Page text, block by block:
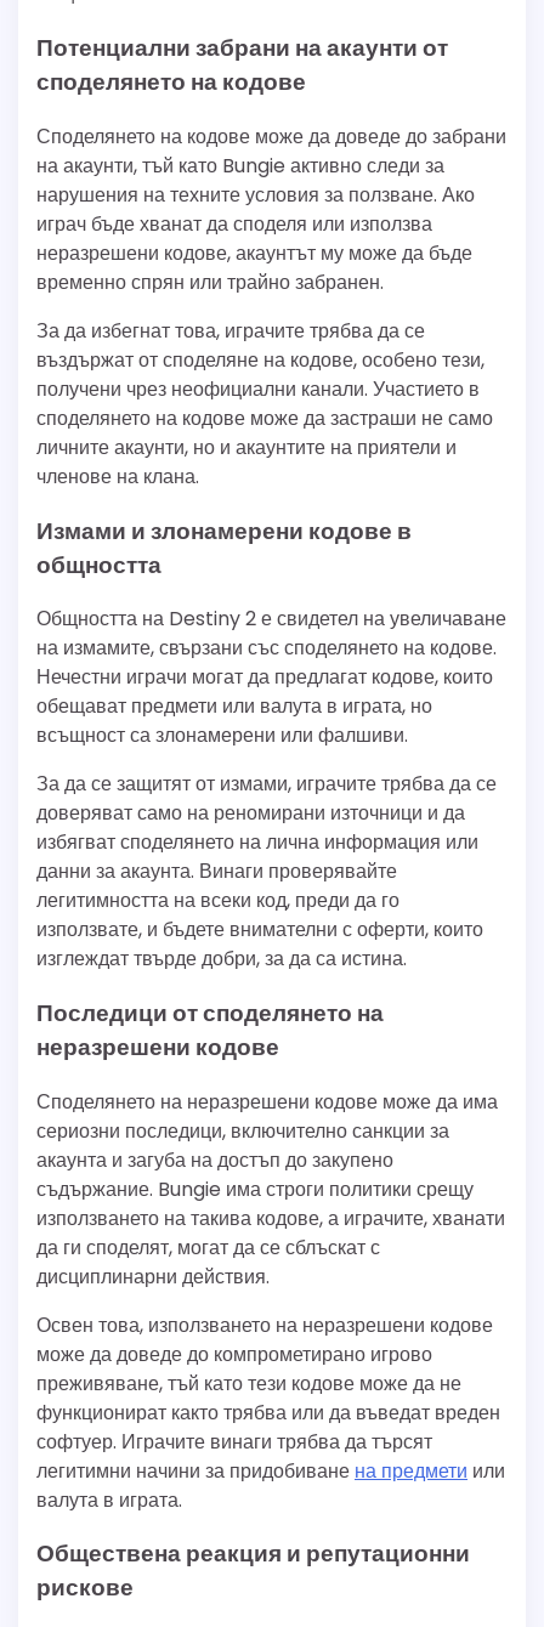
Потенциални забрани на акаунти от
споделянето на кодове
Споделянето на кодове може да доведе до забрани
на акаунти, тъй като Bungie активно следи за
нарушения на техните условия за ползване. Ако
играч бъде хванат да споделя или използва
неразрешени кодове, акаунтът му може да бъде
временно спрян или трайно забранен.
За да избегнат това, играчите трябва да се
въздържат от споделяне на кодове, особено тези,
получени чрез неофициални канали. Участието в
споделянето на кодове може да застраши не само
личните акаунти, но и акаунтите на приятели и
членове на клана.
Измами и злонамерени кодове в
общността
Общността на Destiny 2 е свидетел на увеличаване
на измамите, свързани със споделянето на кодове.
Нечестни играчи могат да предлагат кодове, които
обещават предмети или валута в играта, но
всъщност са злонамерени или фалшиви.
За да се защитят от измами, играчите трябва да се
доверяват само на реномирани източници и да
избягват споделянето на лична информация или
данни за акаунта. Винаги проверявайте
легитимността на всеки код, преди да го
използвате, и бъдете внимателни с оферти, които
изглеждат твърде добри, за да са истина.
Последици от споделянето на
неразрешени кодове
Споделянето на неразрешени кодове може да има
сериозни последици, включително санкции за
акаунта и загуба на достъп до закупено
съдържание. Bungie има строги политики срещу
използването на такива кодове, а играчите, хванати
да ги споделят, могат да се сблъскат с
дисциплинарни действия.
Освен това, използването на неразрешени кодове
може да доведе до компрометирано игрово
преживяване, тъй като тези кодове може да не
функционират както трябва или да въведат вреден
софтуер. Играчите винаги трябва да търсят
легитимни начини за придобиване на предмети или
валута в играта.
Обществена реакция и репутационни
рискове